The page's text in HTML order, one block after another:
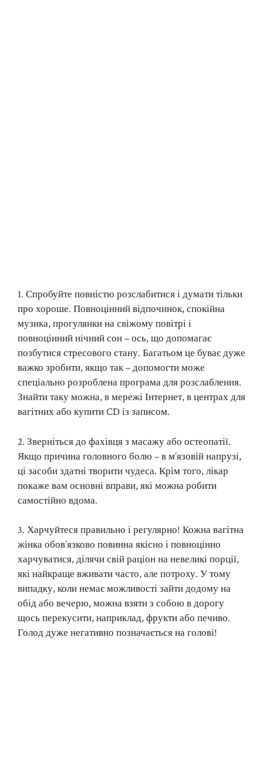
1. Спробуйте повністю розслабитися і думати тільки
про хороше. Повноцінний відпочинок, спокійна
музика, прогулянки на свіжому повітрі і
повноцінний нічний сон – ось, що допомагає
позбутися стресового стану. Багатьом це буває дуже
важко зробити, якщо так – допомогти може
спеціально розроблена програма для розслаблення.
Знайти таку можна, в мережі Інтернет, в центрах для
вагітних або купити CD із записом.
2. Зверніться до фахівця з масажу або остеопатії.
Якщо причина головного болю – в м’язовій напрузі,
ці засоби здатні творити чудеса. Крім того, лікар
покаже вам основні вправи, які можна робити
самостійно вдома.
3. Харчуйтеся правильно і регулярно! Кожна вагітна
жінка обов’язково повинна якісно і повноцінно
харчуватися, ділячи свій раціон на невеликі порції,
які найкраще вживати часто, але потроху. У тому
випадку, коли немає можливості зайти додому на
обід або вечерю, можна взяти з собою в дорогу
щось перекусити, наприклад, фрукти або печиво.
Голод дуже негативно позначається на голові!